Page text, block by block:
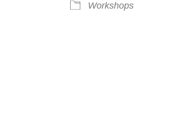
Workshops